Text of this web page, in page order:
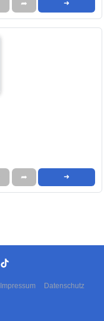
➦ ➜
➦ ➜
Impressum Datenschutz